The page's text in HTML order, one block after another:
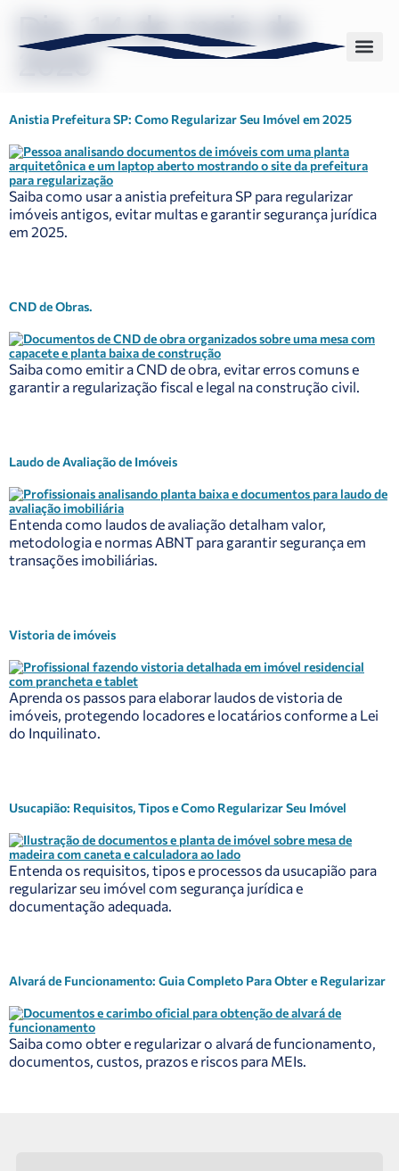
Dia:14 de maio de
Anistia Prefeitura SP: Como Regularizar Seu Imóvel em 2025
Saiba como usar a anistia prefeitura SP para regularizar
imóveis antigos, evitar multas e garantir segurança jurídica
em 2025.
CND de Obras.
Saiba como emitir a CND de obra, evitar erros comuns e
garantir a regularização fiscal e legal na construção civil.
Laudo de Avaliação de Imóveis
Entenda como laudos de avaliação detalham valor,
metodologia e normas ABNT para garantir segurança em
transações imobiliárias.
Vistoria de imóveis
Aprenda os passos para elaborar laudos de vistoria de
imóveis, protegendo locadores e locatários conforme a Lei
do Inquilinato.
Usucapião: Requisitos, Tipos e Como Regularizar Seu Imóvel
Entenda os requisitos, tipos e processos da usucapião para
regularizar seu imóvel com segurança jurídica e
documentação adequada.
Alvará de Funcionamento: Guia Completo Para Obter e Regularizar
Saiba como obter e regularizar o alvará de funcionamento,
documentos, custos, prazos e riscos para MEIs.